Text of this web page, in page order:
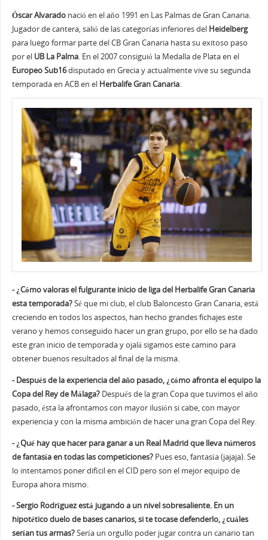
Óscar Alvaradonació en el año 1991 en Las Palmas de Gran Canaria.
Jugador de cantera, salió de las categorías inferiores del Heidelberg
para luego formar parte del CB Gran Canaria hasta su exitoso paso
por el UB La Palma. En el 2007 consiguió la Medalla de Plata en el
Europeo Sub16disputado en Grecia y actualmente vive su segunda
temporada en ACB en el Herbalife Gran Canaria.
- ¿Cómo valoras el fulgurante inicio de liga del Herbalife Gran Canaria
esta temporada?Sé que mi club, el club Baloncesto Gran Canaria, está
creciendo en todos los aspectos, han hecho grandes fichajes este
verano y hemos conseguido hacer un gran grupo, por ello se ha dado
este gran inicio de temporada y ojalá sigamos este camino para
obtener buenos resultados al final de la misma.
- Después de la experiencia del año pasado, ¿cómo afronta el equipo la
Copa del Rey de Málaga?Después de la gran Copa que tuvimos el año
pasado, ésta la afrontamos con mayor ilusión si cabe, con mayor
experiencia y con la misma ambición de hacer una gran Copa del Rey.
- ¿Qué hay que hacer para ganar a un Real Madrid que lleva números
de fantasía en todas las competiciones?Pues eso, fantasía (jajaja). Se
lo intentamos poner difícil en el CID pero son el mejor equipo de
Europa ahora mismo.
- Sergio Rodríguez está jugando a un nivel sobresaliente. En un
hipotético duelo de bases canarios, si te tocase defenderlo, ¿cuáles
serían tus armas?Sería un orgullo poder jugar contra un canario tan